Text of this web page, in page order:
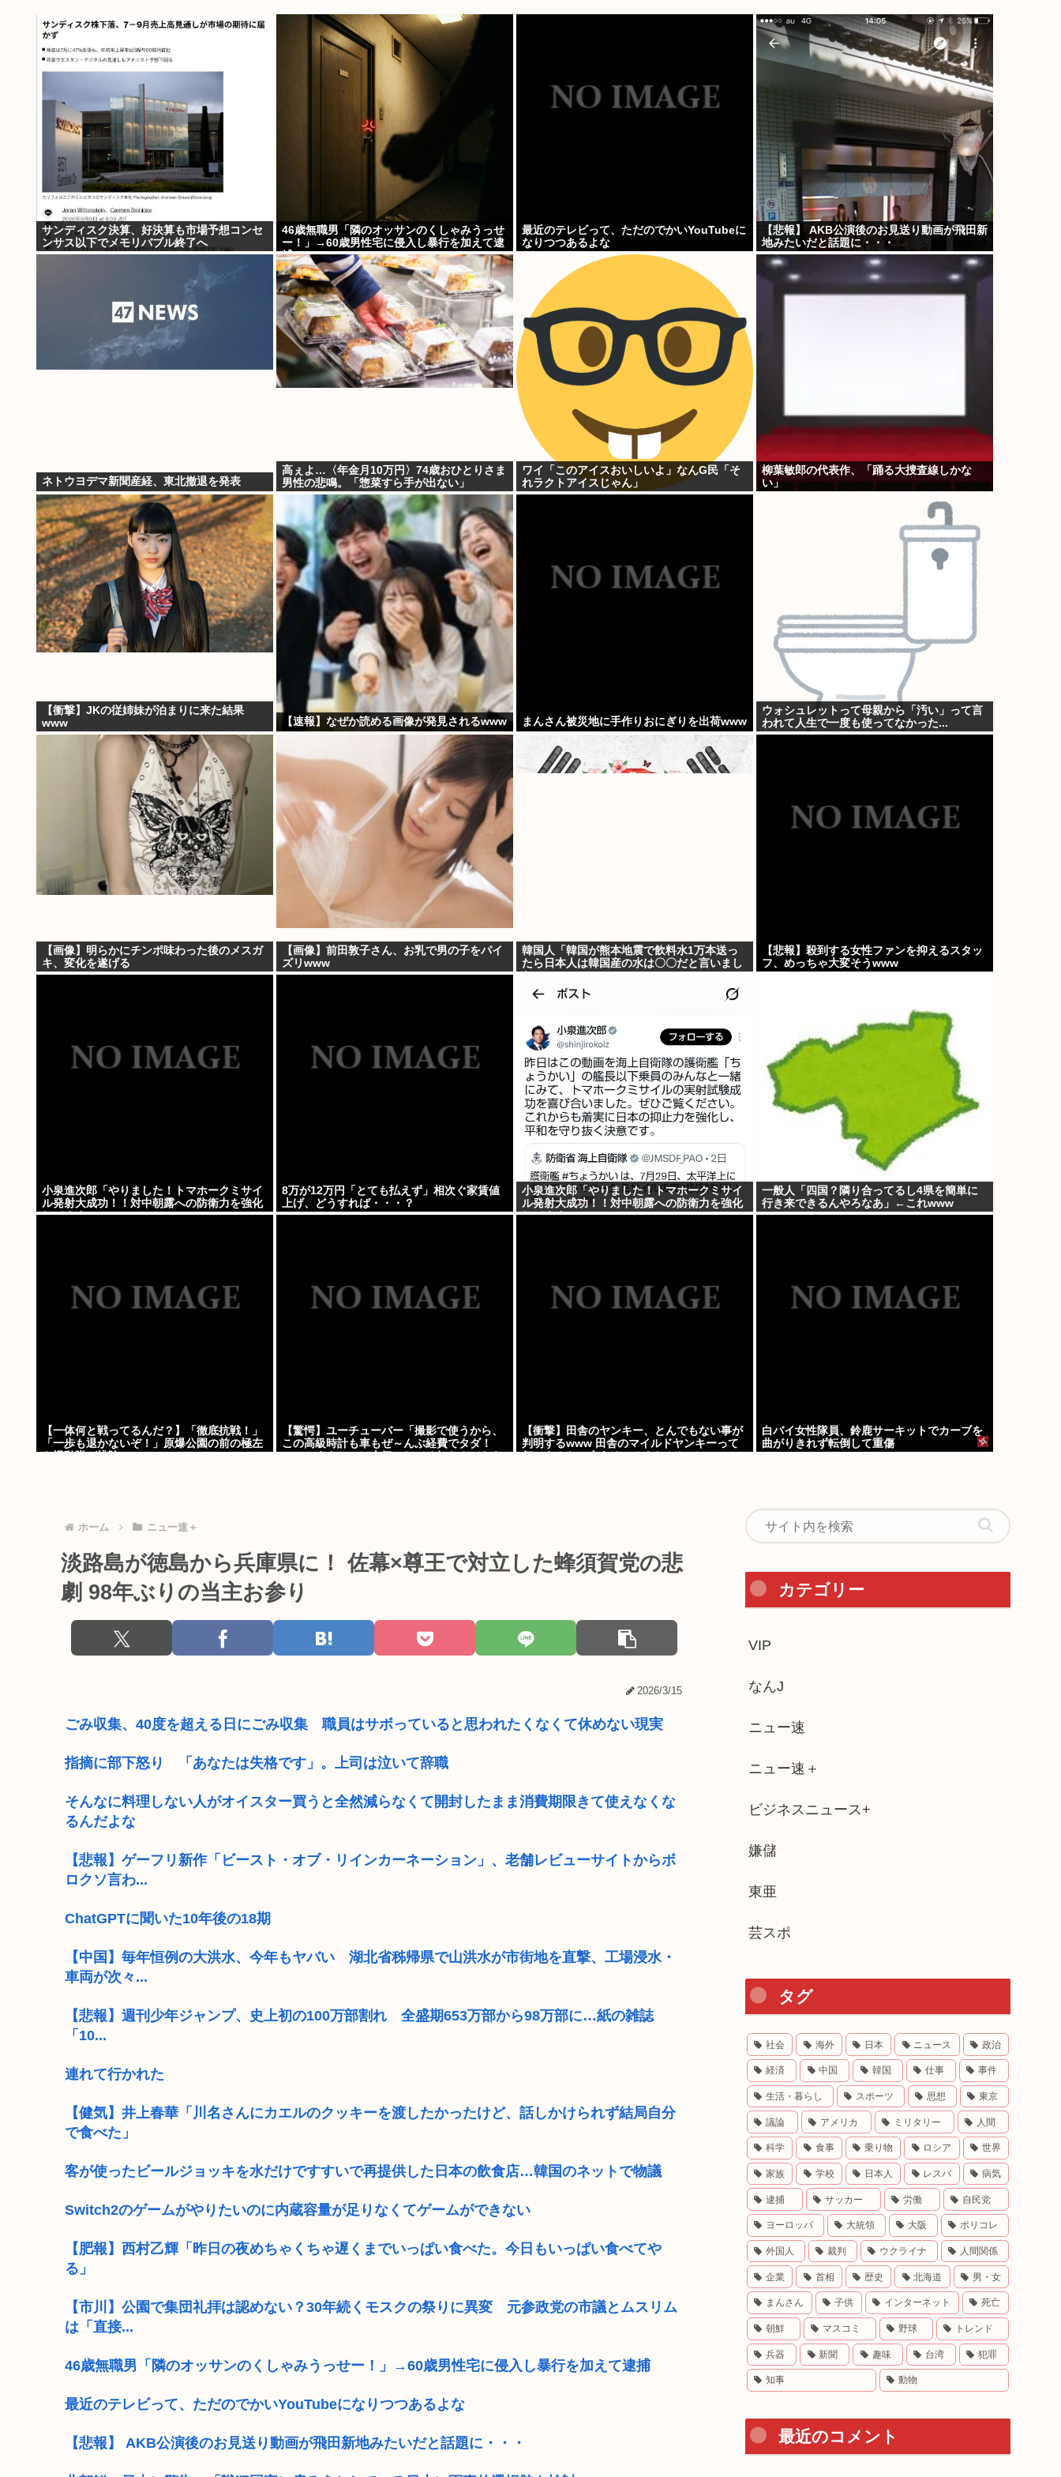
サンディスク決算、好決算も市場予想コンセ
ンサス以下でメモリバブル終了へ
46歳無職男「隣のオッサンのくしゃみうっせ
ー！」→60歳男性宅に侵入し暴行を加えて逮
捕
最近のテレビって、ただのでかいYouTubeに
なりつつあるよな
【悲報】 AKB公演後のお見送り動画が飛田新
地みたいだと話題に・・・
ネトウヨデマ新聞産経、東北撤退を発表
高ぇよ…〈年金月10万円〉74歳おひとりさま
男性の悲鳴。「惣菜すら手が出ない」
ワイ「このアイスおいしいよ」なんG民「そ
れラクトアイスじゃん」
柳葉敏郎の代表作、「踊る大捜査線しかな
い」
【衝撃】JKの従姉妹が泊まりに来た結果
www
【速報】なぜか読める画像が発見されるwww まんさん被災地に手作りおにぎりを出荷www
ウォシュレットって母親から「汚い」って言
われて人生で一度も使ってなかった...
【画像】明らかにチンポ味わった後のメスガ
キ、変化を遂げる
【画像】前田敦子さん、お乳で男の子をパイ
ズリwww
韓国人「韓国が熊本地震で飲料水1万本送っ
たら日本人は韓国産の水は〇〇だと言いまし
【悲報】殺到する女性ファンを抑えるスタッ
フ、めっちゃ大変そうwww
小泉進次郎「やりました！トマホークミサイ
ル発射大成功！！対中朝露への防衛力を強化
してますw」
8万が12万円「とても払えず」相次ぐ家賃値
上げ、どうすれば・・・？
小泉進次郎「やりました！トマホークミサイ
ル発射大成功！！対中朝露への防衛力を強化
してますw」
一般人「四国？隣り合ってるし4県を簡単に
行き来できるんやろなあ」←これwww
【一体何と戦ってるんだ？】「徹底抗戦！」
「一歩も退かないぞ！」原爆公園の前の極左
【驚愕】ユーチューバー「撮影で使うから、
この高級時計も車もぜ～んぶ経費でタダ！
【衝撃】田舎のヤンキー、とんでもない事が
判明するwww 田舎のマイルドヤンキーって
白バイ女性隊員、鈴鹿サーキットでカーブを
曲がりきれず転倒して重傷
ホーム ニュー速＋
淡路島が徳島から兵庫県に！ 佐幕×尊王で対立した蜂須賀党の悲
劇 98年ぶりの当主お参り
2026/3/15
ごみ収集、40度を超える日にごみ収集 職員はサボっていると思われたくなくて休めない現実
指摘に部下怒り 「あなたは失格です」。上司は泣いて辞職
そんなに料理しない人がオイスター買うと全然減らなくて開封したまま消費期限きて使えなくな
るんだよな
【悲報】ゲーフリ新作「ビースト・オブ・リインカーネーション」、老舗レビューサイトからボ
ロクソ言わ...
ChatGPTに聞いた10年後の18期
【中国】毎年恒例の大洪水、今年もヤバい 湖北省秭帰県で山洪水が市街地を直撃、工場浸水・
車両が次々...
【悲報】週刊少年ジャンプ、史上初の100万部割れ 全盛期653万部から98万部に…紙の雑誌
「10...
連れて行かれた
【健気】井上春華「川名さんにカエルのクッキーを渡したかったけど、話しかけられず結局自分
で食べた」
客が使ったビールジョッキを水だけですすいで再提供した日本の飲食店…韓国のネットで物議
Switch2のゲームがやりたいのに内蔵容量が足りなくてゲームができない
【肥報】西村乙輝「昨日の夜めちゃくちゃ遅くまでいっぱい食べた。今日もいっぱい食べてや
る」
【市川】公園で集団礼拝は認めない？30年続くモスクの祭りに異変 元参政党の市議とムスリム
は「直接...
46歳無職男「隣のオッサンのくしゃみうっせー！」→60歳男性宅に侵入し暴行を加えて逮捕
最近のテレビって、ただのでかいYouTubeになりつつあるよな
【悲報】 AKB公演後のお見送り動画が飛田新地みたいだと話題に・・・
カテゴリー
VIP
なんJ
ニュー速
ニュー速＋
ビジネスニュース+
嫌儲
東亜
芸スポ
タグ
社会 海外 日本 ニュース 政治
経済 中国 韓国 仕事 事件
生活・暮らし スポーツ 思想 東京
議論 アメリカ ミリタリー 人間
科学 食事 乗り物 ロシア 世界
家族 学校 日本人 レスバ 病気
逮捕 サッカー 労働 自民党
ヨーロッパ 大統領 大阪 ポリコレ
外国人 裁判 ウクライナ 人間関係
企業 首相 歴史 北海道 男・女
まんさん 子供 インターネット 死亡
朝鮮 マスコミ 野球 トレンド
兵器 新聞 趣味 台湾 犯罪
知事 動物
最近のコメント